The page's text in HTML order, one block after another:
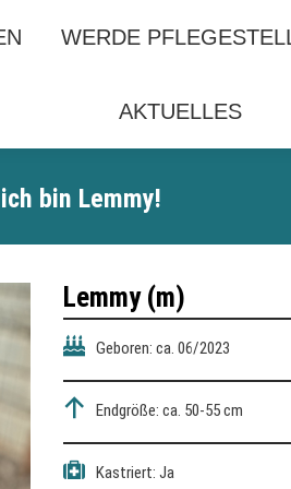
WERDE
AKTUELLES
bin Lemmy!
Lemmy (m)
Geboren: ca. 06/2023
Endgröße: ca. 50-55 cm
Kastriert: Ja
WERDE
AKTUELLES